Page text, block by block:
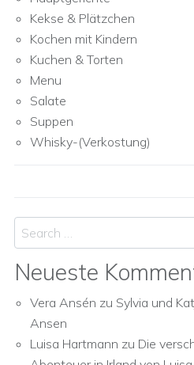
Kekse & Plätzchen
Kochen mit Kindern
Kuchen & Torten
Menu
Salate
Suppen
Whisky-(Verkostung)
Search
Neueste
Vera Ansén zu Sylvia und
Ansen
Luisa Hartmann zu Die